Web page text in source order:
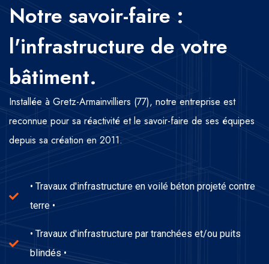
Notre savoir-faire :
l'infrastructure de votre
bâtiment.
Installée à Gretz-Armainvilliers (77), notre entreprise est
reconnue pour sa réactivité et le savoir-faire de ses équipes
depuis sa création en 2011.
• Travaux d'infrastructure en voilé béton projeté contre
terre •
• Travaux d'infrastructure par tranchées et/ou puits
blindés •